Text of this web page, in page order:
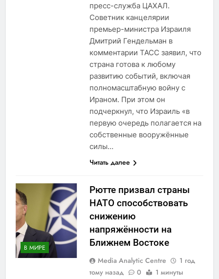
пресс-служба ЦАХАЛ.
Советник канцелярии
премьер-министра Израиля
Дмитрий Гендельман в
комментарии ТАСС заявил, что
страна готова к любому
развитию событий, включая
полномасштабную войну с
Ираном. При этом он
подчеркнул, что Израиль «в
первую очередь полагается на
собственные вооружённые
силы…
Читать далее
В МИРЕ
Рютте призвал страны
НАТО способствовать
снижению
напряжённости на
Ближнем Востоке
Media Analytic Centre
1 год
тому назад
0 1 минуты